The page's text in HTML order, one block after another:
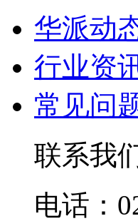
华派动
行业资
常见问
联系我
电话：